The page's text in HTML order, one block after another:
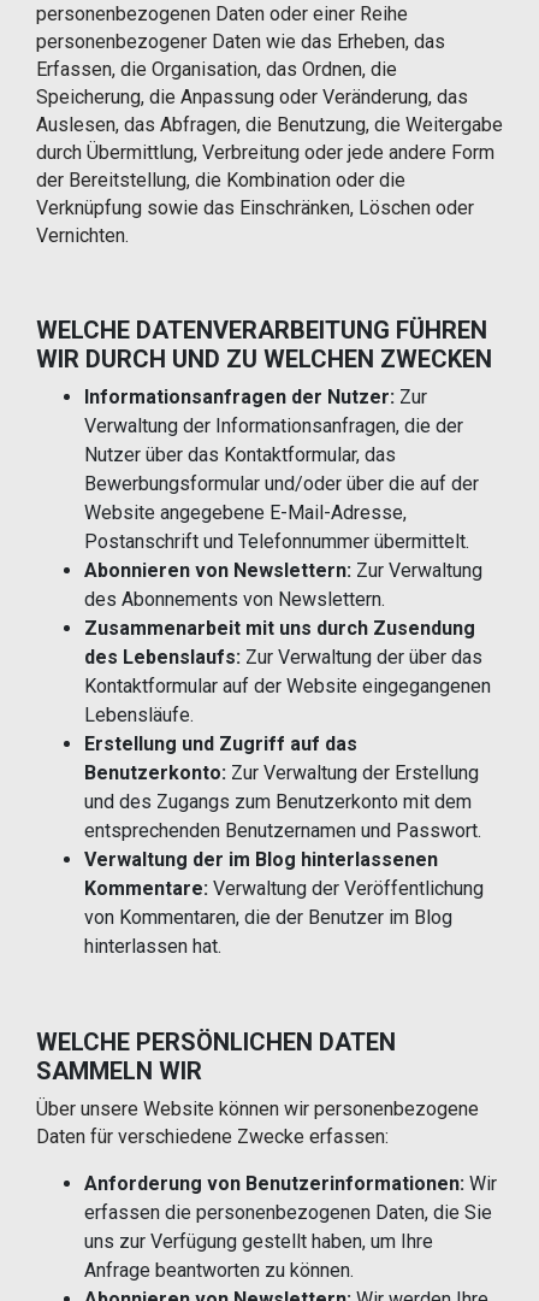
personenbezogenen Daten oder einer Reihe
personenbezogener Daten wie das Erheben, das
Erfassen, die Organisation, das Ordnen, die
Speicherung, die Anpassung oder Veränderung, das
Auslesen, das Abfragen, die Benutzung, die Weitergabe
durch Übermittlung, Verbreitung oder jede andere Form
der Bereitstellung, die Kombination oder die
Verknüpfung sowie das Einschränken, Löschen oder
Vernichten.
WELCHE DATENVERARBEITUNG FÜHREN
WIR DURCH UND ZU WELCHEN ZWECKEN
Informationsanfragen der Nutzer: Zur
Verwaltung der Informationsanfragen, die der
Nutzer über das Kontaktformular, das
Bewerbungsformular und/oder über die auf der
Website angegebene E-Mail-Adresse,
Postanschrift und Telefonnummer übermittelt.
Abonnieren von Newslettern: Zur Verwaltung
des Abonnements von Newslettern.
Zusammenarbeit mit uns durch Zusendung
des Lebenslaufs: Zur Verwaltung der über das
Kontaktformular auf der Website eingegangenen
Lebensläufe.
Erstellung und Zugriff auf das
Benutzerkonto: Zur Verwaltung der Erstellung
und des Zugangs zum Benutzerkonto mit dem
entsprechenden Benutzernamen und Passwort.
Verwaltung der im Blog hinterlassenen
Kommentare: Verwaltung der Veröffentlichung
von Kommentaren, die der Benutzer im Blog
hinterlassen hat.
WELCHE PERSÖNLICHEN DATEN
SAMMELN WIR
Über unsere Website können wir personenbezogene
Daten für verschiedene Zwecke erfassen:
Anforderung von Benutzerinformationen: Wir
erfassen die personenbezogenen Daten, die Sie
uns zur Verfügung gestellt haben, um Ihre
Anfrage beantworten zu können.